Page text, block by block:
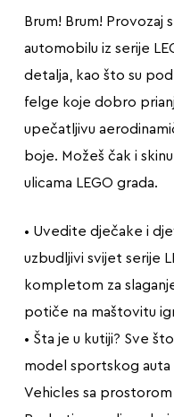
Brum! Brum! Provozaj
automobilu iz serije
detalja, kao što su
felge koje dobro
upečatljivu
boje. Možeš čak i
ulicama LEGO grada.
• Uvedite dječake i
uzbudljivi svijet serije
kompletom za
potiče na maštovitu
• Šta je u kutiji? Sve
model sportskog auta
Vehicles sa prostorom